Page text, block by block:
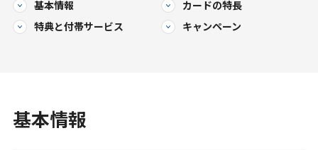
基本情報 カードの特長
特典と付帯サービス キャンペーン
基本情報